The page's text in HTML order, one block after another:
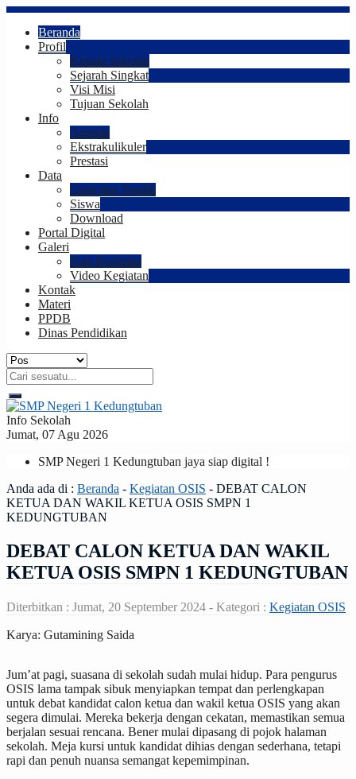
Beranda
Profil
Kepala Sekolah
Sejarah Singkat
Visi Misi
Tujuan Sekolah
Info
Agenda
Ekstrakulikuler
Prestasi
Data
Guru dan Tendik
Siswa
Download
Portal Digital
Galeri
Foto Kegiatan
Video Kegiatan
Kontak
Materi
PPDB
Dinas Pendidikan
Info Sekolah
Jumat, 07 Agu 2026
SMP Negeri 1 Kedungtuban jaya siap digital !
Anda ada di : Beranda - Kegiatan OSIS - DEBAT CALON
KETUA DAN WAKIL KETUA OSIS SMPN 1
KEDUNGTUBAN
DEBAT CALON KETUA DAN WAKIL
KETUA OSIS SMPN 1 KEDUNGTUBAN
Diterbitkan : Jumat, 20 September 2024 - Kategori : Kegiatan OSIS
Karya: Gutamining Saida
Jum’at pagi, suasana di sekolah sudah mulai hidup. Para pengurus
OSIS lama tampak sibuk menyiapkan tempat dan perlengkapan
untuk debat kandidat calon ketua dan wakil ketua OSIS yang akan
segera dimulai. Mereka bekerja dengan cekatan, memastikan semua
berjalan sesuai rencana. Bener mulai dipasang di pojok halaman
sekolah. Meja kursi untuk kandidat dihias dengan sederhana, tetapi
rapi dan penuh nuansa semangat kepemimpinan.